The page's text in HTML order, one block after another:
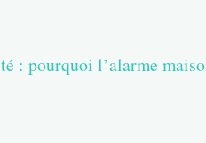
: pourquoi l’alarme